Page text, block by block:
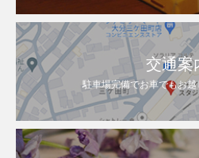
交通案
駐車場完備でお車でもお越